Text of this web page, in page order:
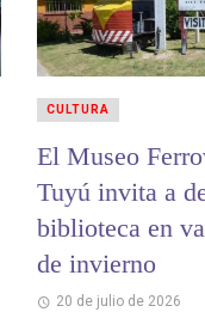
El Museo
Tuyú invita a
biblioteca en
de invierno
20 de julio de 2026
CULTURA